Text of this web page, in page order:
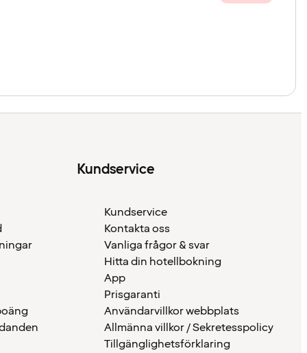
Kundservice
Kundservice
Kontakta oss
Vanliga frågor & svar
Hitta din hotellbokning
App
Prisgaranti
Användarvillkor webbplats
Allmänna villkor / Sekretesspolicy
Tillgänglighetsförklaring